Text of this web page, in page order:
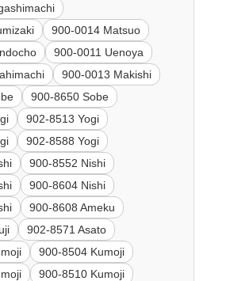
900-0014 Matsuo
900-0011 Uenoya
900-0013 Makishi
900-8650 Sobe
902-8513 Yogi
902-8588 Yogi
900-8552 Nishi
900-8604 Nishi
900-8608 Ameku
902-8571 Asato
900-8504 Kumoji
900-8510 Kumoji